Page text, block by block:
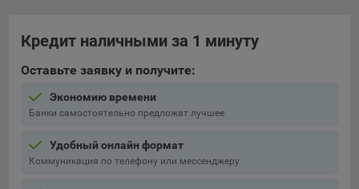
Microsoft Edge
16. Пользователь всегда может направить сообщение с
имеющимся у него вопросом, в части использования
info@myfin.by
Аналитические Cookie
Кредит наличными за 1 минуту
Оставьте заявку и получите:
Экономию времени
Банки самостоятельно предложат лучшее
Удобный онлайн формат
Коммуникация по телефону или мессенджеру